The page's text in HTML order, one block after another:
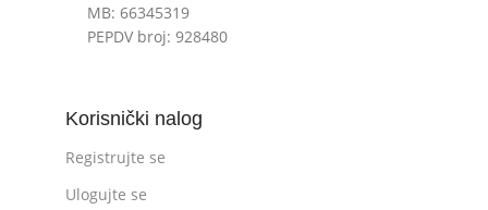
MB: 66345319
PEPDV broj: 928480
Korisnički nalog
Registrujte se
Ulogujte se